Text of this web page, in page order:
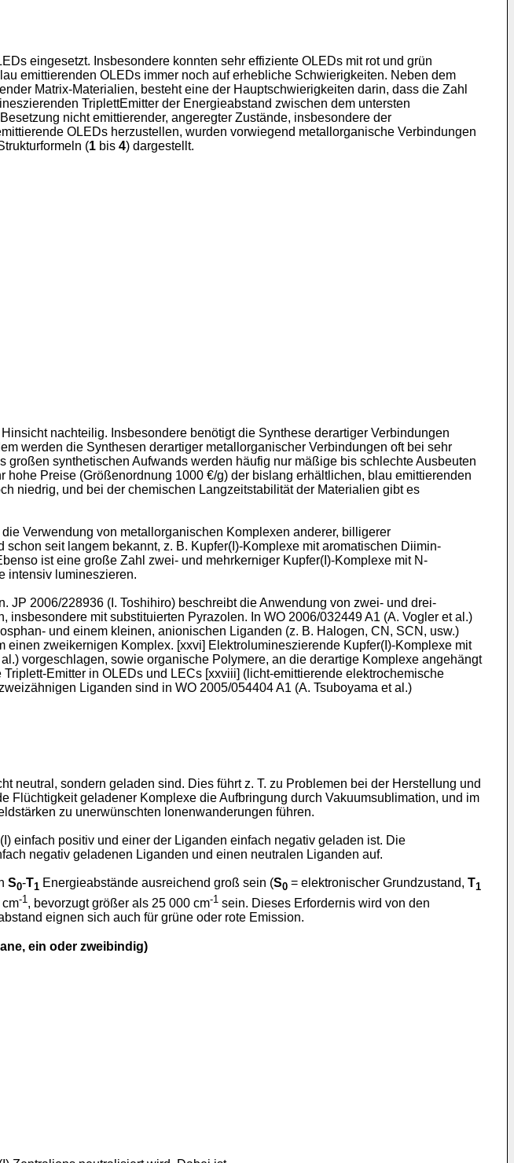
eingesetzt. Insbesondere konnten sehr effiziente OLEDs mit rot und grün
emittierenden OLEDs immer noch auf erhebliche Schwierigkeiten. Neben dem
Matrix-Materialien, besteht eine der Hauptschwierigkeiten darin, dass die Zahl
TriplettEmitter der Energieabstand zwischen dem untersten
nicht emittierender, angeregter Zustände, insbesondere der
OLEDs herzustellen, wurden vorwiegend metallorganische Verbindungen
(1 bis 4) dargestellt.
nachteilig. Insbesondere benötigt die Synthese derartiger Verbindungen
werden die Synthesen derartiger metallorganischer Verbindungen oft bei sehr
großen synthetischen Aufwands werden häufig nur mäßige bis schlechte Ausbeuten
Preise (Größenordnung 1000 €/g) der bislang erhältlichen, blau emittierenden
niedrig, und bei der chemischen Langzeitstabilität der Materialien gibt es
Verwendung von metallorganischen Komplexen anderer, billigerer
seit langem bekannt, z. B. Kupfer(I)-Komplexe mit aromatischen Diimin-
ist eine große Zahl zwei- und mehrkerniger Kupfer(I)-Komplexe mit N-
intensiv lumineszieren.
JP 2006/228936 (I. Toshihiro) beschreibt die Anwendung von zwei- und drei-
insbesondere mit substituierten Pyrazolen. In WO 2006/032449 A1 (A. Vogler et al.)
und einem kleinen, anionischen Liganden (z. B. Halogen, CN, SCN, usw.)
zweikernigen Komplex. [xxvi] Elektrolumineszierende Kupfer(I)-Komplexe mit
) vorgeschlagen, sowie organische Polymere, an die derartige Komplexe angehängt
Emitter in OLEDs und LECs [xxviii] (licht-emittierende elektrochemische
Liganden sind in WO 2005/054404 A1 (A. Tsuboyama et al.)
sondern geladen sind. Dies führt z. T. zu Problemen bei der Herstellung und
geladener Komplexe die Aufbringung durch Vakuumsublimation, und im
zu unerwünschten lonenwanderungen führen.
einfach positiv und einer der Liganden einfach negativ geladen ist. Die
negativ geladenen Liganden und einen neutralen Liganden auf.
S0-T1 Energieabstände ausreichend groß sein (S0 = elektronischer Grundzustand, T1
-1 , bevorzugt größer als 25 000 cm-1 sein. Dieses Erfordernis wird von den
eignen sich auch für grüne oder rote Emission.
ein oder zweibindig)